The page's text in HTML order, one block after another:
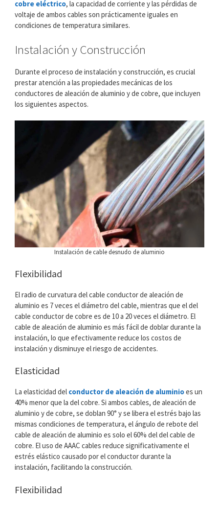
cobre eléctrico, la capacidad de corriente y las pérdidas de
voltaje de ambos cables son prácticamente iguales en
condiciones de temperatura similares.
Instalación y Construcción
Durante el proceso de instalación y construcción, es crucial
prestar atención a las propiedades mecánicas de los
conductores de aleación de aluminio y de cobre, que incluyen
los siguientes aspectos.
Instalación de cable desnudo de aluminio
Flexibilidad
El radio de curvatura del cable conductor de aleación de
aluminio es 7 veces el diámetro del cable, mientras que el del
cable conductor de cobre es de 10 a 20 veces el diámetro. El
cable de aleación de aluminio es más fácil de doblar durante la
instalación, lo que efectivamente reduce los costos de
instalación y disminuye el riesgo de accidentes.
Elasticidad
La elasticidad del conductor de aleación de aluminioes un
40% menor que la del cobre. Si ambos cables, de aleación de
aluminio y de cobre, se doblan 90° y se libera el estrés bajo las
mismas condiciones de temperatura, el ángulo de rebote del
cable de aleación de aluminio es solo el 60% del del cable de
cobre. El uso de AAAC cables reduce significativamente el
estrés elástico causado por el conductor durante la
instalación, facilitando la construcción.
Flexibilidad